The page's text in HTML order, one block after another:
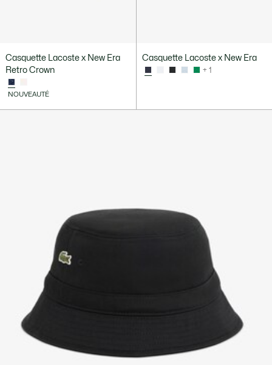
Casquette Lacoste x New Era
Retro Crown
NOUVEAUTÉ
Casquette Lacoste x New Era
+ 1